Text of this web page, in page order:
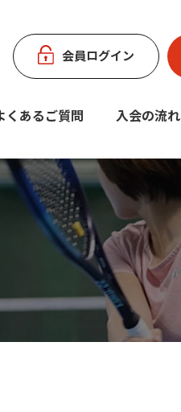
会員ログイン
くあるご質問 入会の流れ